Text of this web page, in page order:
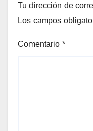
Tu dirección de
Los campos
Comentario *